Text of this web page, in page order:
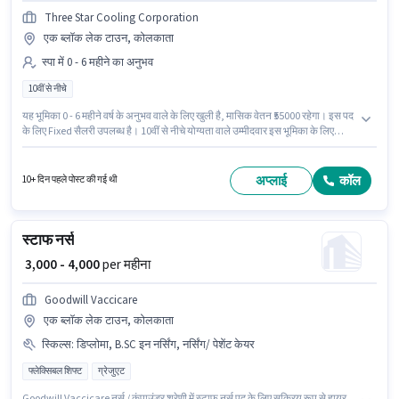
Three Star Cooling Corporation
एक ब्लॉक लेक टाउन, कोलकाता
स्पा में 0 - 6 महीने का अनुभव
10वीं से नीचे
यह भूमिका 0 - 6 महीने वर्ष के अनुभव वाले के लिए खुली है, मासिक वेतन ₹55000 रहेगा। इस पद
के लिए Fixed सैलरी उपलब्ध है। 10वीं से नीचे योग्यता वाले उम्मीदवार इस भूमिका के लिए
10+ दिन पहले पोस्ट की गई थी अप्लाई कॉल
स्टाफ नर्स
₹ 3,000 - 4,000per महीना
Goodwill Vaccicare
एक ब्लॉक लेक टाउन, कोलकाता
स्किल्स: डिप्लोमा, B.SC इन नर्सिंग, नर्सिंग/ पेशेंट केयर
फ्लेक्सिबल शिफ्ट ग्रेजुएट